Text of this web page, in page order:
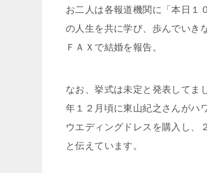
お二人は各報道機関に「本日１
の人生を共に学び、歩んでいき
ＦＡＸで結婚を報告。
なお、挙式は未定と発表してま
年１２月頃に東山紀之さんがハ
ウエディングドレスを購入し、
と伝えています。